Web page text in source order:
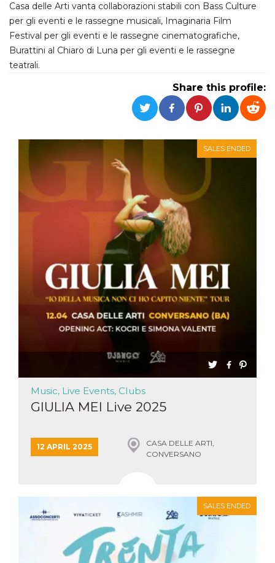
Casa delle Arti vanta collaborazioni stabili con Bass Culture
per gli eventi e le rassegne musicali, Imaginaria Film
Festival per gli eventi e le rassegne cinematografiche,
Burattini al Chiaro di Luna per gli eventi e le rassegne
teatrali.
Share this profile:
SALES ENDED
Music, Live Events, Clubs
GIULIA MEI Live 2025
12 APRIL 2025
CASA DELLE ARTI,
CONVERSANO
SALES ENDED